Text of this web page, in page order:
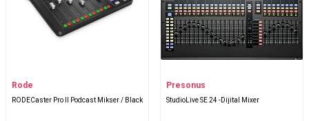
Rode
RODECaster Pro II Podcast Mikser / Black
Presonus
StudioLive SE 24 -Dijital Mixer